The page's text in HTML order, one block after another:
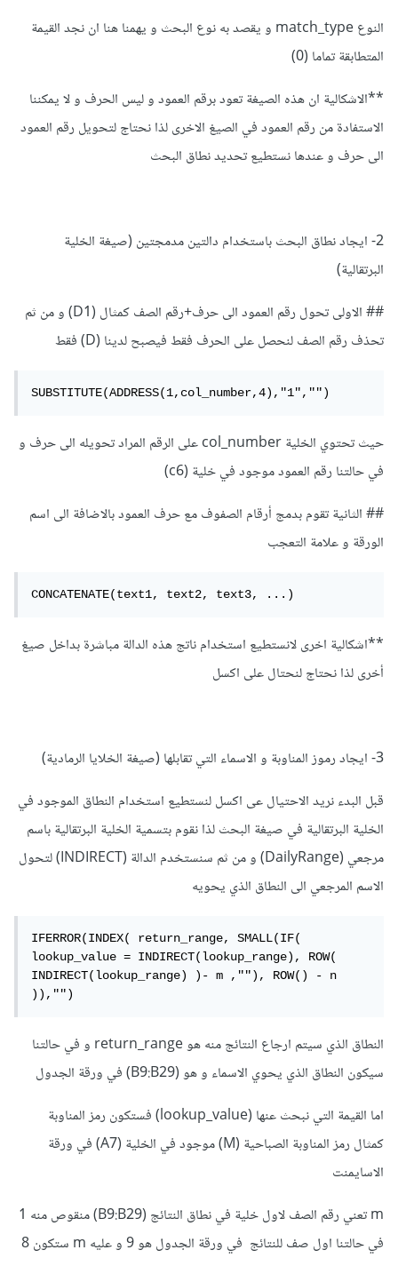
النوع match_type و يقصد به نوع البحث و يهمنا هنا ان نجد القيمة
المتطابقة تماما (0)
**الاشكالية ان هذه الصيغة تعود برقم العمود و ليس الحرف و لا يمكننا
الاستفادة من رقم العمود في الصيغ الاخرى لذا نحتاج لتحويل رقم العمود
الى حرف و عندها نستطيع تحديد نطاق البحث
2- ايجاد نطاق البحث باستخدام دالتين مدمجتين (صيغة الخلية
البرتقالية)
## الاولى تحول رقم العمود الى حرف+رقم الصف كمثال (D1) و من ثم
تحذف رقم الصف لنحصل على الحرف فقط فيصبح لدينا (D) فقط
SUBSTITUTE(ADDRESS(1,col_number,4),"1","")
حيث تحتوي الخلية col_number على الرقم المراد تحويله الى حرف و
في حالتنا رقم العمود موجود في خلية (c6)
## الثانية تقوم بدمج أرقام الصفوف مع حرف العمود بالاضافة الى اسم
الورقة و علامة التعجب
CONCATENATE(text1, text2, text3, ...)
**اشكالية اخرى لانستطيع استخدام ناتج هذه الدالة مباشرة بداخل صيغ
أخرى لذا نحتاج لنحتال على اكسل
3- ايجاد رموز المناوبة و الاسماء التي تقابلها (صيغة الخلايا الرمادية)
قبل البدء نريد الاحتيال عى اكسل لنستطيع استخدام النطاق الموجود في
الخلية البرتقالية في صيغة البحث لذا نقوم بتسمية الخلية البرتقالية باسم
مرجعي (DailyRange) و من ثم سنستخدم الدالة (INDIRECT) لتحول
الاسم المرجعي الى النطاق الذي يحويه
IFERROR(INDEX( return_range, SMALL(IF(
lookup_value = INDIRECT(lookup_range), ROW(
INDIRECT(lookup_range) )- m ,""), ROW() - n
)),"")
النطاق الذي سيتم ارجاع النتائج منه هو return_range و في حالتنا
سيكون النطاق الذي يحوي الاسماء و هو (B9:B29) في ورقة الجدول
اما القيمة التي نبحث عنها (lookup_value) فستكون رمز المناوبة
كمثال رمز المناوبة الصباحية (M) موجود في الخلية (A7) في ورقة
الاسايمنت
m تعني رقم الصف لاول خلية في نطاق النتائج (B9:B29) منقوص منه 1
في حالتنا اول صف للنتائج في ورقة الجدول هو 9 و عليه m ستكون 8